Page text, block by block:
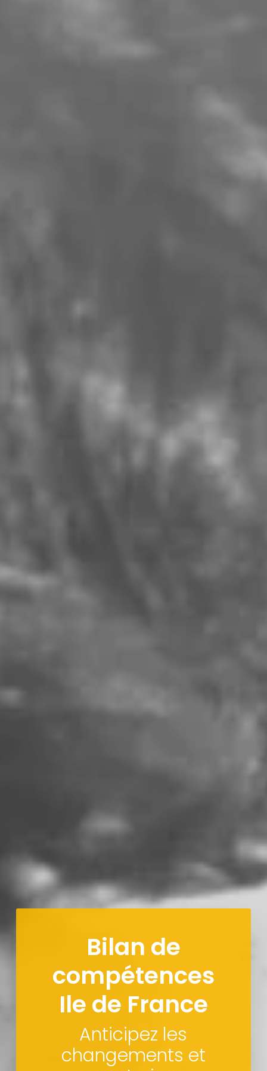
Bilan de
compétences
Ile de France
Anticipez les
changements et